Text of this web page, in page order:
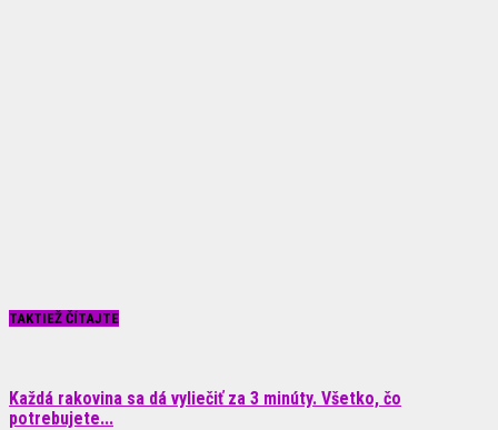
TAKTIEŽ ČÍTAJTE
Každá rakovina sa dá vyliečiť za 3 minúty. Všetko, čo
potrebujete...